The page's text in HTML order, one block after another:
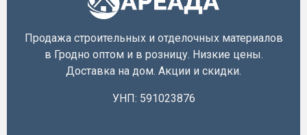
Продажа строительных и отделочных материалов
в Гродно оптом и в розницу. Низкие цены.
Доставка на дом. Акции и скидки.
УНП: 591023876